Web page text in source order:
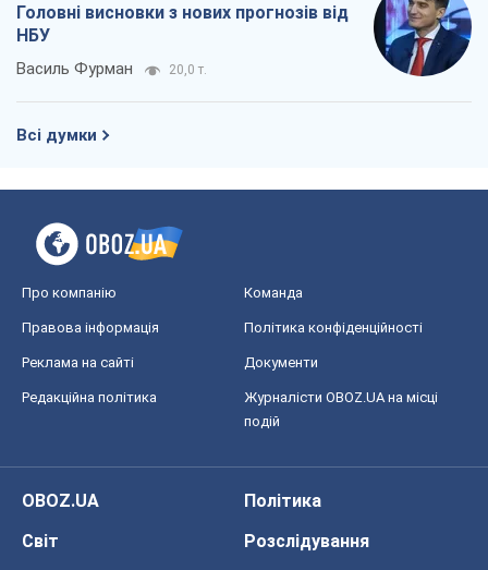
Головні висновки з нових прогнозів від
НБУ
Василь Фурман 20,0 т.
Всі думки
Про компанію Команда
Правова інформація Політика конфіденційності
Реклама на сайті Документи
Редакційна політика
Журналісти OBOZ.UA на місці
подій
OBOZ.UA
Політика
Світ
Розслідування